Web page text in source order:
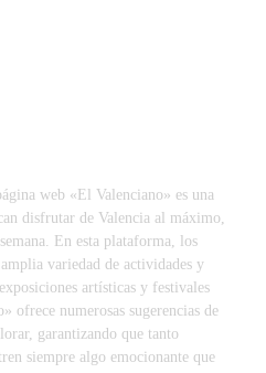
web «El Valenciano» es una
disfrutar de Valencia al máximo,
En esta plataforma, los
variedad de actividades y
artísticas y festivales
ofrece numerosas sugerencias de
garantizando que tanto
siempre algo emocionante que